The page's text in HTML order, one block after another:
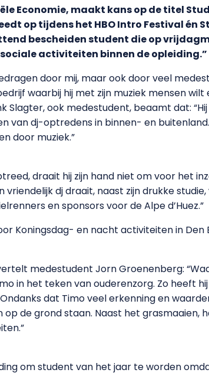
Economie, maakt kans op de titel
op tijdens het HBO Intro Festival én
bescheiden student die op
activiteiten binnen de opleiding.”
door mij, maar ook door veel
waarbij hij met zijn muziek mensen
Slagter, ook medestudent, beaamt dat:
van dj-optredens in binnen- en
door muziek.”
draait hij zijn hand niet om voor het
vriendelijk dj draait, naast zijn drukke
en sponsors voor de Alpe d’Huez.”
Koningsdag- en nacht activiteiten in Den
medestudent Jorn Groenenberg:
in het teken van ouderenzorg. Zo heeft
dat Timo veel erkenning en
de grond staan. Naast het grasmaaien,
om student van het jaar te worden